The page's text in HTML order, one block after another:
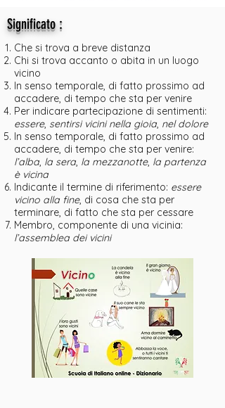
Significato:
Che si trova a breve distanza
Chi si trova accanto o abita in un luogo
vicino
In senso temporale, di fatto prossimo ad
accadere, di tempo che sta per venire
Per indicare partecipazione di sentimenti:
essere, sentirsi vicini nella gioia, nel dolore
In senso temporale, di fatto prossimo ad
accadere, di tempo che sta per venire:
l’alba, la sera, la mezzanotte, la partenza
è vicina
Indicante il termine di riferimento: essere
vicino alla fine, di cosa che sta per
terminare, di fatto che sta per cessare
Membro, componente di una vicinia:
l’assemblea dei vicini